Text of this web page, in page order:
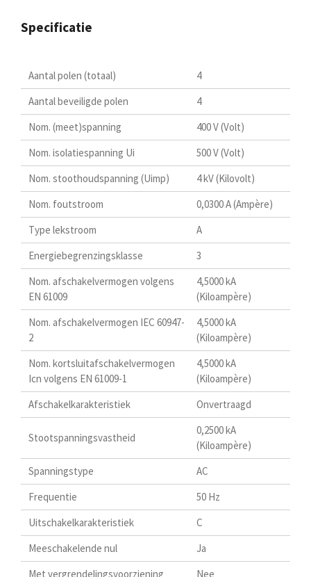
Specificatie
Aantal polen (totaal)
4
Aantal beveiligde polen
4
Nom. (meet)spanning
400 V (Volt)
Nom. isolatiespanning Ui
500 V (Volt)
Nom. stoothoudspanning (Uimp)
4 kV (Kilovolt)
Nom. foutstroom
0,0300 A (Ampère)
Type lekstroom
A
Energiebegrenzingsklasse
3
Nom. afschakelvermogen volgens
EN 61009
4,5000 kA
(Kiloampère)
Nom. afschakelvermogen IEC 60947-
2
4,5000 kA
(Kiloampère)
Nom. kortsluitafschakelvermogen
Icn volgens EN 61009-1
4,5000 kA
(Kiloampère)
Afschakelkarakteristiek
Onvertraagd
Stootspanningsvastheid
0,2500 kA
(Kiloampère)
Spanningstype
AC
Frequentie
50 Hz
Uitschakelkarakteristiek
C
Meeschakelende nul
Ja
Met vergrendelingsvoorziening
Nee